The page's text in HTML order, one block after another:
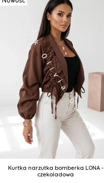
Kurtka narzutka bomberka LONA -
czekoladowa